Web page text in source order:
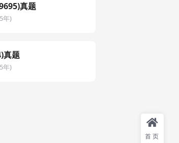
真题
年)
真题
年)
首页